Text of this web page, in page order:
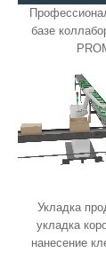
базе
Укладка
укладка
нанесение